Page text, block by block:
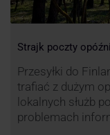
Strajk poczty
Przesyłki do
trafiać z dużym
lokalnych służb
problemach